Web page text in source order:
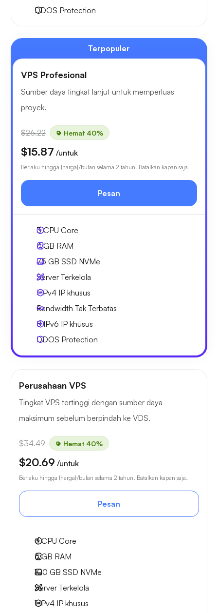
DDOS Protection
Terpopuler
VPS Profesional
Sumber daya tingkat lanjut untuk memperluas
proyek.
$26.22 Hemat 40%
$15.87 /untuk
Berlaku hingga {harga}/bulan selama 2 tahun. Batalkan kapan saja.
Pesan
3CPU Core
4 GB RAM
75 GB SSD NVMe
Server Terkelola
1 IPv4 IP khusus
Bandwidth Tak Terbatas
8 IPv6 IP khusus
DDOS Protection
Perusahaan VPS
Tingkat VPS tertinggi dengan sumber daya
maksimum sebelum berpindah ke VDS.
$34.49 Hemat 40%
$20.69 /untuk
Berlaku hingga {harga}/bulan selama 2 tahun. Batalkan kapan saja.
Pesan
4CPU Core
6 GB RAM
100 GB SSD NVMe
Server Terkelola
1 IPv4 IP khusus